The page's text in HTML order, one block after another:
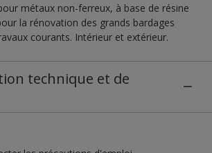
métaux non-ferreux, à base de résine
la rénovation des grands bardages
courants. Intérieur et extérieur.
technique et de